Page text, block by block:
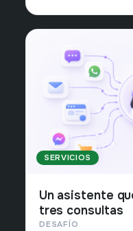
SERVICIOS
Un asistente
tres consultas
DESAFÍO